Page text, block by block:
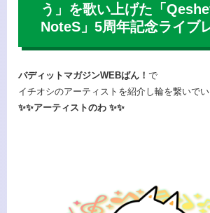
う」を歌い上げた「
NoteS」5周年記念ライブ
バディットマガジンWEBばん！ で
イチオシのアーティストを紹介し輪を繋いで
✨✨アーティストのわ ✨✨